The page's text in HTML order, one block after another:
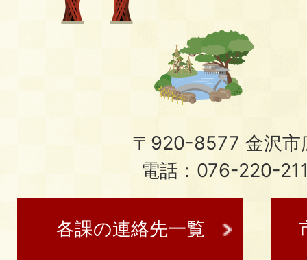
〒920-8577 金沢市
電話：076-220-
各課の連絡先一覧